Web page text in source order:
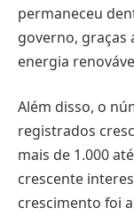
permaneceu
governo, graças
energia
Além disso, o
registrados
mais de 1.000
crescente
crescimento foi